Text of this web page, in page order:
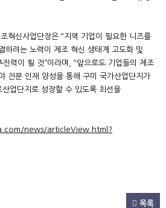
혁신사업단장은 “지역 기업이 필요한 니즈를
하려는 노력이 제조 혁신 생태계 고도화 및
력이 될 것”이라며, “앞으로도 기업들의 제조
전문 인재 양성을 통해 구미 국가산업단지가
업단지로 성장할 수 있도록 최선을
news/articleView.html?
목록